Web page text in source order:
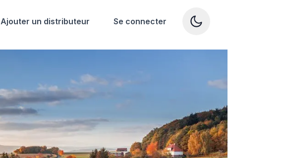
Ajouter un distributeur Se connecter